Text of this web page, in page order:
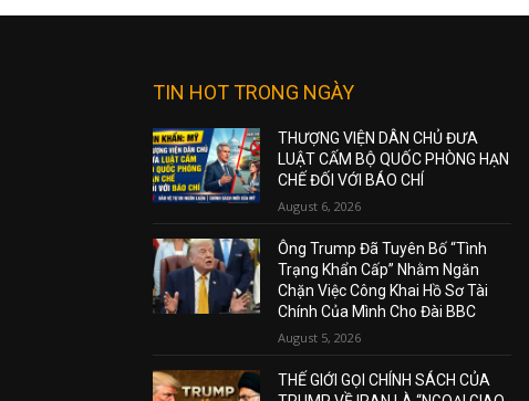
TIN HOT TRONG NGÀY
THƯỢNG VIỆN DÂN CHỦ ĐƯA
LUẬT CẤM BỘ QUỐC PHÒNG HẠN
CHẾ ĐỐI VỚI BÁO CHÍ
August 6, 2026
Ông Trump Đã Tuyên Bố “Tình
Trạng Khẩn Cấp” Nhằm Ngăn
Chặn Việc Công Khai Hồ Sơ Tài
Chính Của Mình Cho Đài BBC
August 5, 2026
THẾ GIỚI GỌI CHÍNH SÁCH CỦA